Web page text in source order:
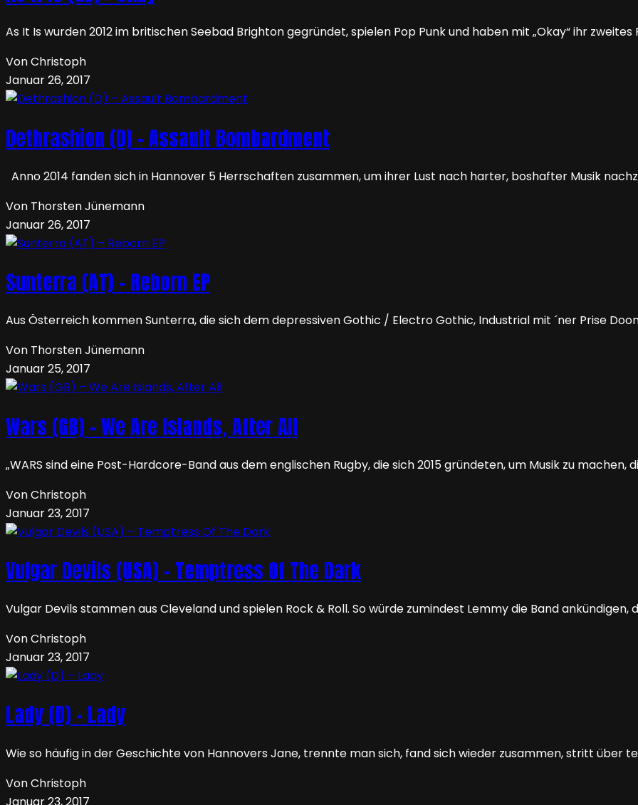
As It Is wurden 2012 im britischen Seebad Brighton gegründet, spielen Pop Punk und haben mit „Okay“ ihr
Von Christoph
Januar 26, 2017
Dethrashion (D) – Assault Bombardment
Anno 2014 fanden sich in Hannover 5 Herrschaften zusammen, um ihrer Lust nach harter, boshafter Musik
Von Thorsten Jünemann
Januar 26, 2017
Sunterra (AT) – Reborn EP
Aus Österreich kommen Sunterra, die sich dem depressiven Gothic / Electro Gothic, Industrial mit ´ner Prise
Von Thorsten Jünemann
Januar 25, 2017
Wars (GB) – We Are Islands, After All
„WARS sind eine Post-Hardcore-Band aus dem englischen Rugby, die sich 2015 gründeten, um Musik zu machen,
Von Christoph
Januar 23, 2017
Vulgar Devils (USA) – Temptress Of The Dark
Vulgar Devils stammen aus Cleveland und spielen Rock & Roll. So würde zumindest Lemmy die Band ankündigen,
Von Christoph
Januar 23, 2017
Lady (D) – Lady
Wie so häufig in der Geschichte von Hannovers Jane, trennte man sich, fand sich wieder zusammen, stritt über
Von Christoph
Januar 23, 2017